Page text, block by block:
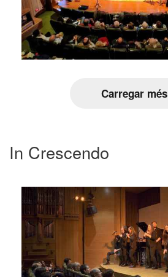
Carregar més
In Crescendo